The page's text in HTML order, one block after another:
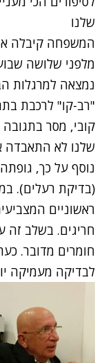
שלנו
המשפחה קיבלה
מלפני שלושה
נמצאה למרגלות
"רב-קו" לרכבת
קובי, מסר
שלנו לא התאבדה
נוסף על כך,
(בדיקת רעלים).
ראשוניים
חריגים. בשלב זה
חומרים מדובר.
לבדיקה מעמיקה